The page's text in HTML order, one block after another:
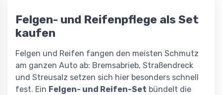
Felgen- und Reifenpflege als Set
kaufen
Felgen und Reifen fangen den meisten Schmutz
am ganzen Auto ab: Bremsabrieb, Straßendreck
und Streusalz setzen sich hier besonders schnell
fest. Ein Felgen- und Reifen-Set bündelt die